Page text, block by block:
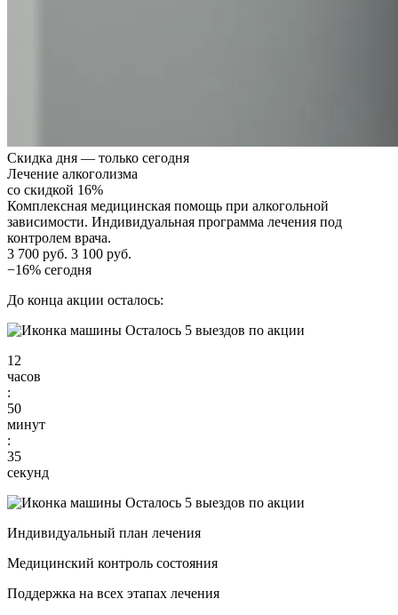
Скидка дня — только сегодня
Лечение алкоголизма
со скидкой 16%
Комплексная медицинская помощь при алкогольной
зависимости. Индивидуальная программа лечения под
контролем врача.
3 700 руб. 3 100 руб.
−16% сегодня
До конца акции осталось:
Осталось 5 выездов по акции
12
часов
:
50
минут
:
34
секунд
Осталось 5 выездов по акции
Индивидуальный план лечения
Медицинский контроль состояния
Поддержка на всех этапах лечения